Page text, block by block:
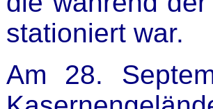
stationiert war.
Am 28.